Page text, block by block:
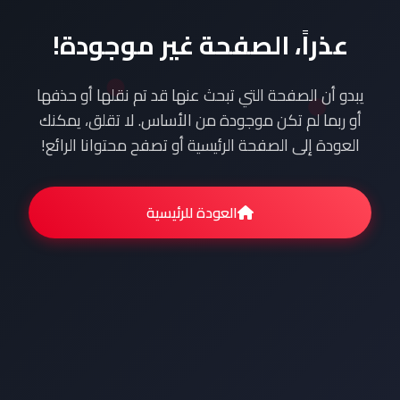
عذراً، الصفحة غير موجودة!
يبدو أن الصفحة التي تبحث عنها قد تم نقلها أو حذفها
أو ربما لم تكن موجودة من الأساس. لا تقلق، يمكنك
العودة إلى الصفحة الرئيسية أو تصفح محتوانا الرائع!
العودة للرئيسية